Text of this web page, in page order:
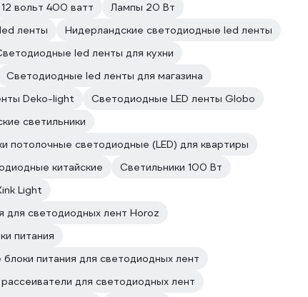
12 вольт 400 ватт
Лампы 20 Вт
ленты
Нидерландские светодиодные led ленты
led ленты для кухни
Светодиодные led ленты для магазина
Deko-light
Светодиодные LED ленты Globo
светильники
потолочные светодиодные (LED) для квартиры
китайские
Светильники 100 Вт
Light
для светодиодных лент Horoz
питания
питания для светодиодных лент
для светодиодных лент